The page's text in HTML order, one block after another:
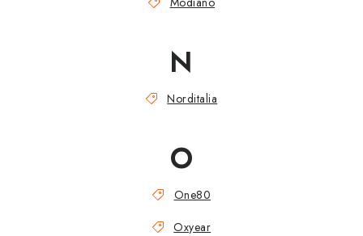
N
Norditalia
O
One80
Oxyear